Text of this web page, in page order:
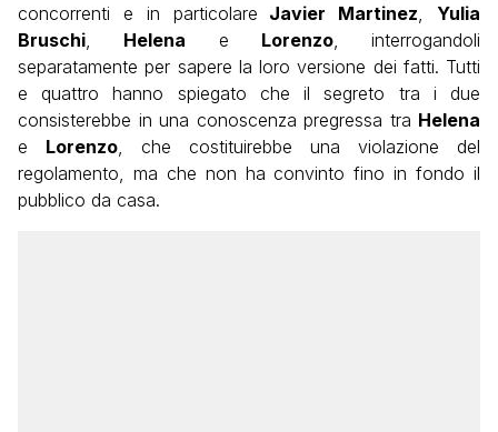
concorrenti e in particolare Javier Martinez, Yulia
Bruschi, Helena e Lorenzo, interrogandoli
separatamente per sapere la loro versione dei fatti. Tutti
e quattro hanno spiegato che il segreto tra i due
consisterebbe in una conoscenza pregressa tra Helena
e Lorenzo, che costituirebbe una violazione del
regolamento, ma che non ha convinto fino in fondo il
pubblico da casa.